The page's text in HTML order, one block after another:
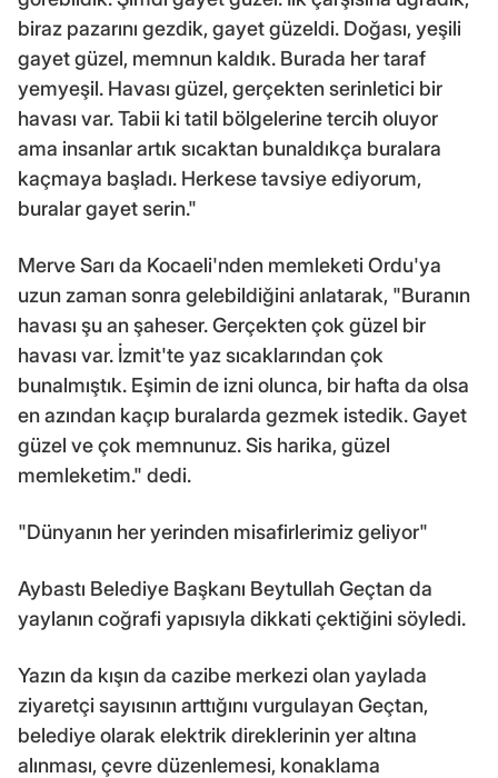
biraz pazarını gezdik, gayet güzeldi. Doğası, yeşili
gayet güzel, memnun kaldık. Burada her taraf
yemyeşil. Havası güzel, gerçekten serinletici bir
havası var. Tabii ki tatil bölgelerine tercih oluyor
ama insanlar artık sıcaktan bunaldıkça buralara
kaçmaya başladı. Herkese tavsiye ediyorum,
buralar gayet serin."
Merve Sarı da Kocaeli'nden memleketi Ordu'ya
uzun zaman sonra gelebildiğini anlatarak, "Buranın
havası şu an şaheser. Gerçekten çok güzel bir
havası var. İzmit'te yaz sıcaklarından çok
bunalmıştık. Eşimin de izni olunca, bir hafta da olsa
en azından kaçıp buralarda gezmek istedik. Gayet
güzel ve çok memnunuz. Sis harika, güzel
memleketim." dedi.
"Dünyanın her yerinden misafirlerimiz geliyor"
Aybastı Belediye Başkanı Beytullah Geçtan da
yaylanın coğrafi yapısıyla dikkati çektiğini söyledi.
Yazın da kışın da cazibe merkezi olan yaylada
ziyaretçi sayısının arttığını vurgulayan Geçtan,
belediye olarak elektrik direklerinin yer altına
alınması, çevre düzenlemesi, konaklama